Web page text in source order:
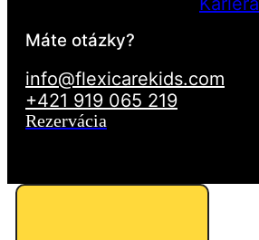
Máte otázky?
info@flexicarekids.com
+421 919 065 219
Rezervácia